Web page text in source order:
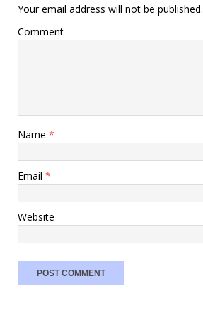
Your email address will not be published.
Comment
Name *
Email *
Website